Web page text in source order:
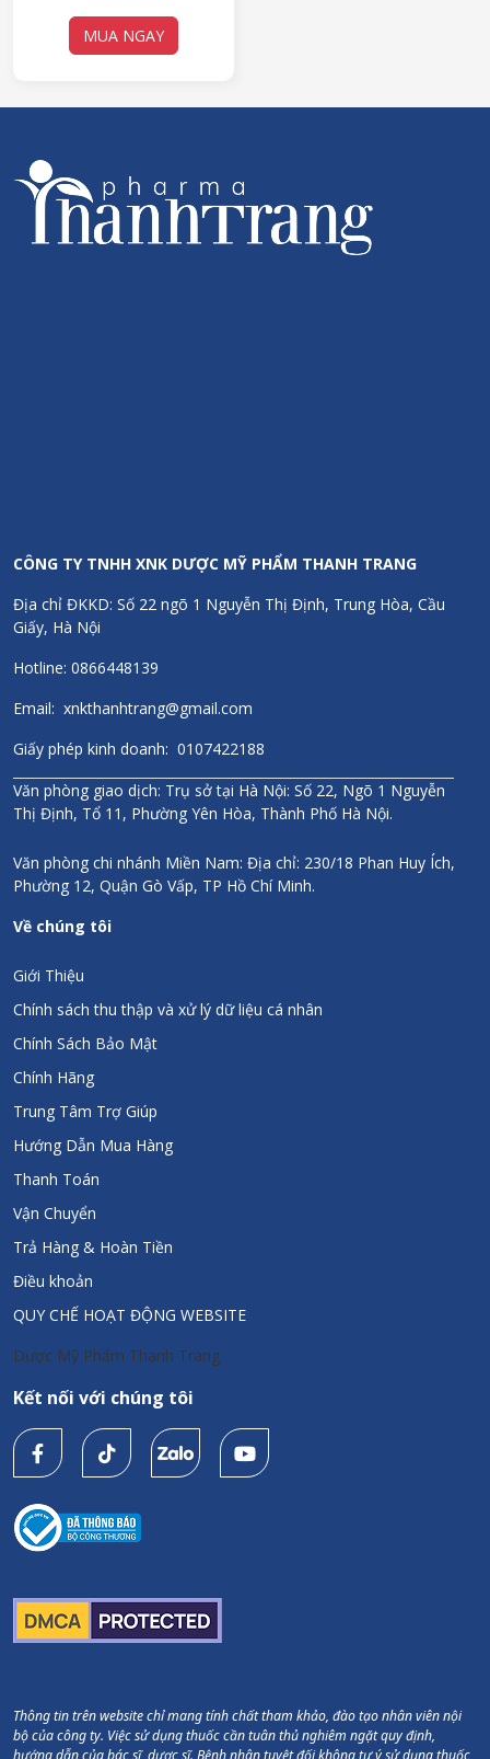
MUA NGAY
CÔNG TY TNHH XNK DƯỢC MỸ PHẨM THANH TRANG
Địa chỉ ĐKKD: Số 22 ngõ 1 Nguyễn Thị Định, Trung Hòa, Cầu
Giấy, Hà Nội
Hotline: 0866448139
Email: xnkthanhtrang@gmail.com
Giấy phép kinh doanh: 0107422188
Văn phòng giao dịch: Trụ sở tại Hà Nội: Số 22, Ngõ 1 Nguyễn
Thị Định, Tổ 11, Phường Yên Hòa, Thành Phố Hà Nội.
Văn phòng chi nhánh Miền Nam: Địa chỉ: 230/18 Phan Huy Ích,
Phường 12, Quận Gò Vấp, TP Hồ Chí Minh.
Về chúng tôi
Giới Thiệu
Chính sách thu thập và xử lý dữ liệu cá nhân
Chính Sách Bảo Mật
Chính Hãng
Trung Tâm Trợ Giúp
Hướng Dẫn Mua Hàng
Thanh Toán
Vận Chuyển
Trả Hàng & Hoàn Tiền
Điều khoản
QUY CHẾ HOẠT ĐỘNG WEBSITE
Dược Mỹ Phẩm Thanh Trang
Kết nối với chúng tôi
Thông tin trên website chỉ mang tính chất tham khảo, đào tạo nhân viên nội
bộ của công ty. Việc sử dụng thuốc cần tuân thủ nghiêm ngặt quy định,